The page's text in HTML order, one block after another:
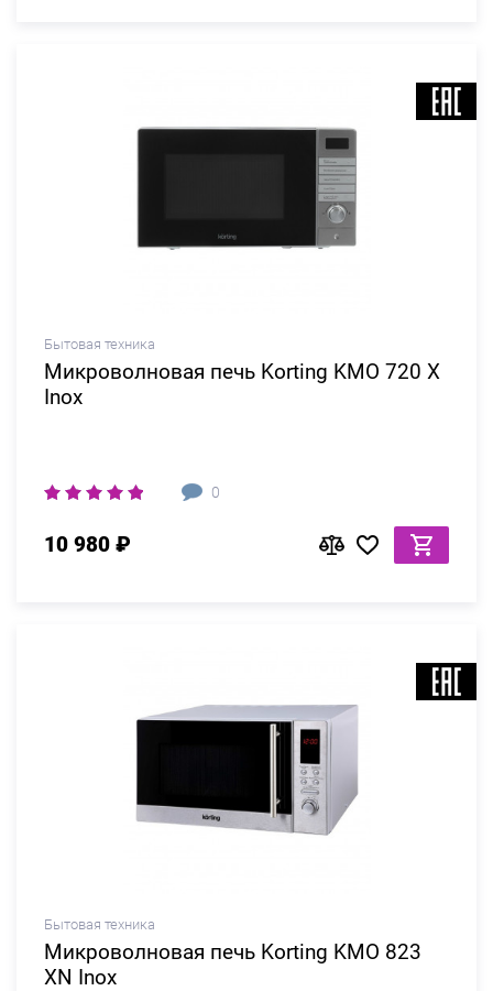
Бытовая техника
Микроволновая печь Korting KMO 720 X
Inox
0
10 980 ₽
Бытовая техника
Микроволновая печь Korting KMO 823
XN Inox